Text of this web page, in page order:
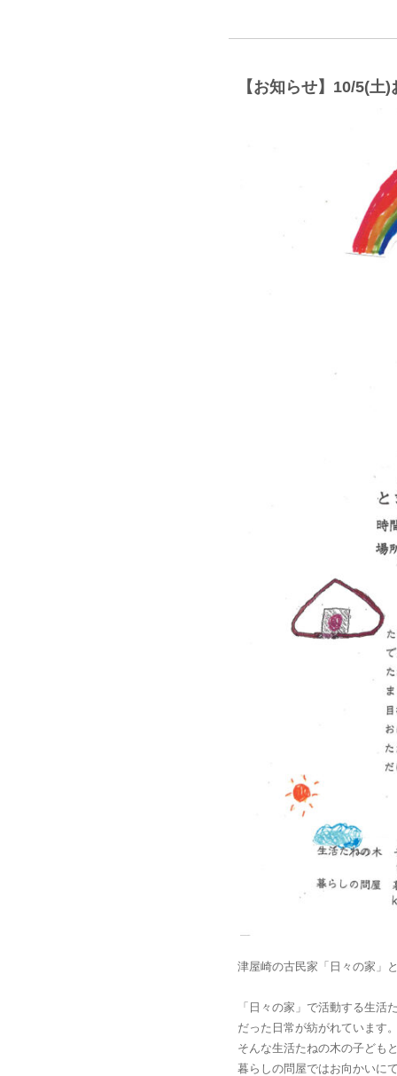
【お知らせ】10/5(土
津屋崎の古民家「日々の家」
「日々の家」で活動する生
だった日常が紡がれています
そんな生活たねの木の子ども
暮らしの問屋ではお向かいに